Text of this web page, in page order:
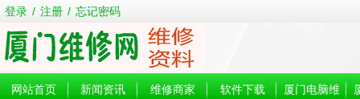
登录 / 注册 / 忘记密码
网站首页 新闻资讯 维修商家 软件下载 厦门电脑维